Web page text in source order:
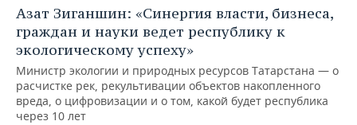
Азат Зиганшин: «Синергия власти, бизнеса,
граждан и науки ведет республику к
экологическому успеху»
Министр экологии и природных ресурсов Татарстана — о
расчистке рек, рекультивации объектов накопленного
вреда, о цифровизации и о том, какой будет республика
через 10 лет